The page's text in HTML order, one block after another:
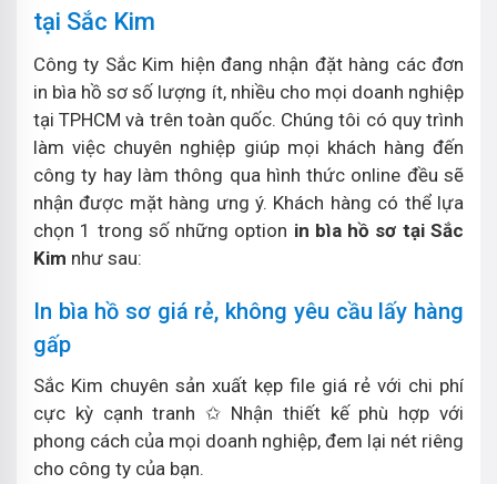
tại Sắc Kim
Công ty Sắc Kim hiện đang nhận đặt hàng các đơn
in bìa hồ sơ số lượng ít, nhiều cho mọi doanh nghiệp
tại TPHCM và trên toàn quốc. Chúng tôi có quy trình
làm việc chuyên nghiệp giúp mọi khách hàng đến
công ty hay làm thông qua hình thức online đều sẽ
nhận được mặt hàng ưng ý. Khách hàng có thể lựa
chọn 1 trong số những option in bìa hồ sơ tại Sắc
Kim như sau:
In bìa hồ sơ giá rẻ, không yêu cầu lấy hàng
gấp
Sắc Kim chuyên sản xuất kẹp file giá rẻ với chi phí
cực kỳ cạnh tranh ✩ Nhận thiết kế phù hợp với
phong cách của mọi doanh nghiệp, đem lại nét riêng
cho công ty của bạn.